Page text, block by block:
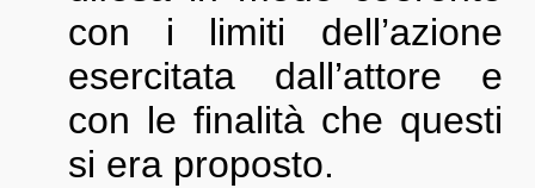
con i limiti dell’azione
esercitata dall’attore e
con le finalità che questi
si era proposto.